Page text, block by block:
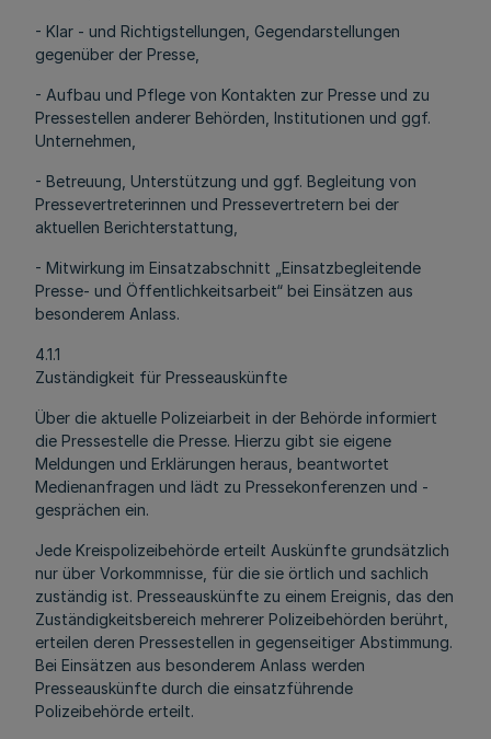
- Klar - und Richtigstellungen, Gegendarstellungen
gegenüber der Presse,
- Aufbau und Pflege von Kontakten zur Presse und zu
Pressestellen anderer Behörden, Institutionen und ggf.
Unternehmen,
- Betreuung, Unterstützung und ggf. Begleitung von
Pressevertreterinnen und Pressevertretern bei der
aktuellen Berichterstattung,
- Mitwirkung im Einsatzabschnitt „Einsatzbegleitende
Presse- und Öffentlichkeitsarbeit“ bei Einsätzen aus
besonderem Anlass.
4.1.1
Zuständigkeit für Presseauskünfte
Über die aktuelle Polizeiarbeit in der Behörde informiert
die Pressestelle die Presse. Hierzu gibt sie eigene
Meldungen und Erklärungen heraus, beantwortet
Medienanfragen und lädt zu Pressekonferenzen und -
gesprächen ein.
Jede Kreispolizeibehörde erteilt Auskünfte grundsätzlich
nur über Vorkommnisse, für die sie örtlich und sachlich
zuständig ist. Presseauskünfte zu einem Ereignis, das den
Zuständigkeitsbereich mehrerer Polizeibehörden berührt,
erteilen deren Pressestellen in gegenseitiger Abstimmung.
Bei Einsätzen aus besonderem Anlass werden
Presseauskünfte durch die einsatzführende
Polizeibehörde erteilt.